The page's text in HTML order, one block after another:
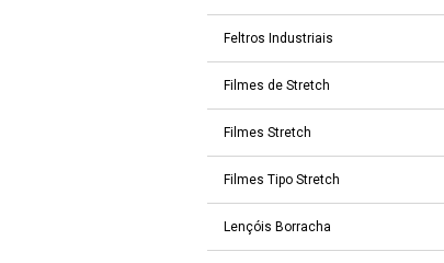
Feltros Industriais
Filmes de Stretch
Filmes Stretch
Filmes Tipo Stretch
Lençóis Borracha